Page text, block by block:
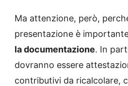
Ma attenzione, però,
presentazione è
la documentazione. In
dovranno essere
contributivi da ricalcolare,